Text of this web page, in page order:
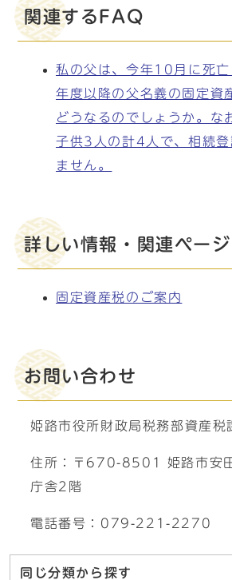
関連するFAQ
私の父は、今年10月に死亡
年度以降の父名義の固定資
どうなるのでしょうか。な
子供3人の計4人で、相続登
ません。
詳しい情報・関連ページ
固定資産税のご案内
お問い合わせ
姫路市役所財政局税務部資産
住所：〒670-8501 姫路市安
庁舎2階
電話番号：079-221-2270
同じ分類から探す